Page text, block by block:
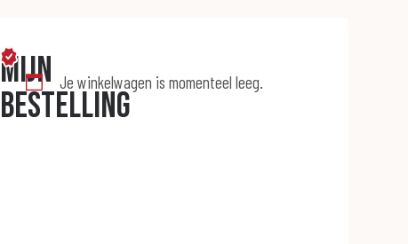
Mijn
bestelling
Je winkelwagen is momenteel leeg.